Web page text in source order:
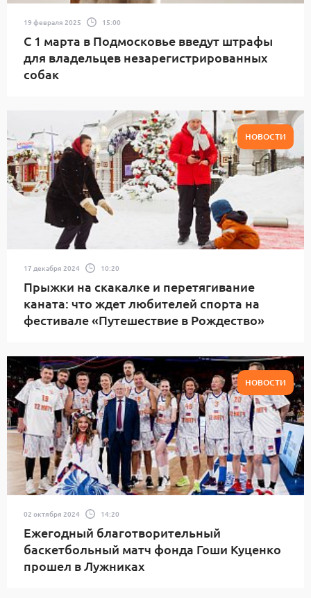
19 февраля 2025 15:00
С 1 марта в Подмосковье введут штрафы
для владельцев незарегистрированных
собак
НОВОСТИ
17 декабря 2024 10:20
Прыжки на скакалке и перетягивание
каната: что ждет любителей спорта на
фестивале «Путешествие в Рождество»
НОВОСТИ
02 октября 2024 14:20
Ежегодный благотворительный
баскетбольный матч фонда Гоши Куценко
прошел в Лужниках